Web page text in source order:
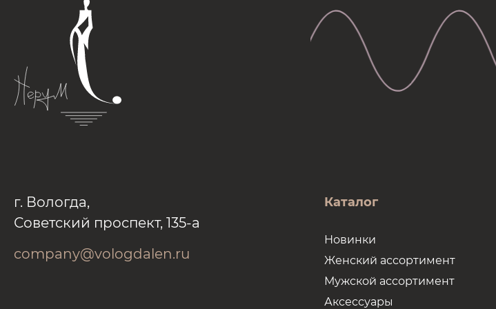
г. Вологда,
Советский проспект, 135-а
company@vologdalen.ru
Каталог
Новинки
Женский ассортимент
Мужской ассортимент
Аксессуары